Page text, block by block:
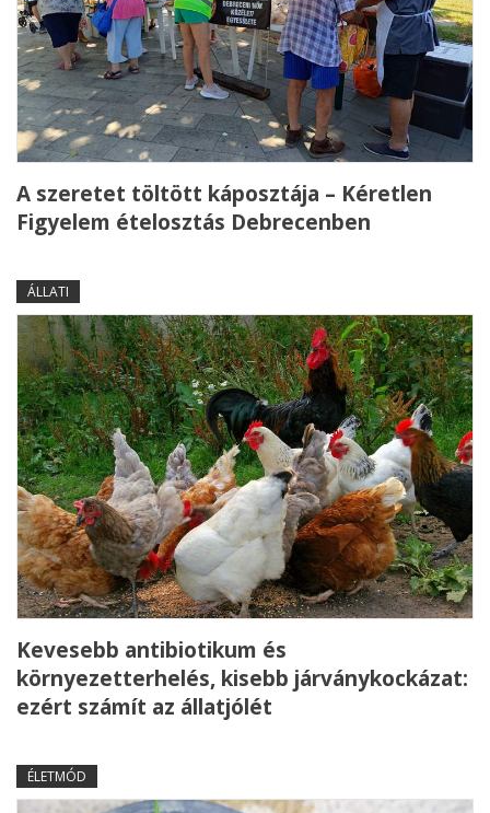
A szeretet töltött káposztája – Kéretlen
Figyelem ételosztás Debrecenben
ÁLLATI
Kevesebb antibiotikum és
környezetterhelés, kisebb járványkockázat:
ezért számít az állatjólét
ÉLETMÓD